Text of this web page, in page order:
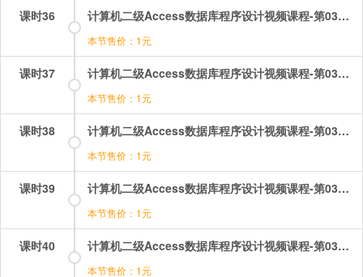
课时36 计算机二级Access数据库程序设计视频课程-第03章-操作：创建删除查询.mp4
本节售价：1元
课时37 计算机二级Access数据库程序设计视频课程-第03章-操作：创建更新查询.mp4
本节售价：1元
课时38 计算机二级Access数据库程序设计视频课程-第03章-操作：创建生成表查询.mp4
本节售价：1元
课时39 计算机二级Access数据库程序设计视频课程-第03章-操作：创建追加查询.mp4
本节售价：1元
课时40 计算机二级Access数据库程序设计视频课程-第03章-操作：创建选择查询（1）.mp4
本节售价：1元